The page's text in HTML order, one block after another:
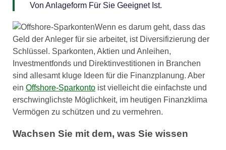
Von Anlageform Für Sie Geeignet Ist.
Wenn es darum geht, dass das
Geld der Anleger für sie arbeitet, ist Diversifizierung der
Schlüssel. Sparkonten, Aktien und Anleihen,
Investmentfonds und Direktinvestitionen in Branchen
sind allesamt kluge Ideen für die Finanzplanung. Aber
ein Offshore-Sparkonto ist vielleicht die einfachste und
erschwinglichste Möglichkeit, im heutigen Finanzklima
Vermögen zu schützen und zu vermehren.
Wachsen Sie mit dem, was Sie wissen